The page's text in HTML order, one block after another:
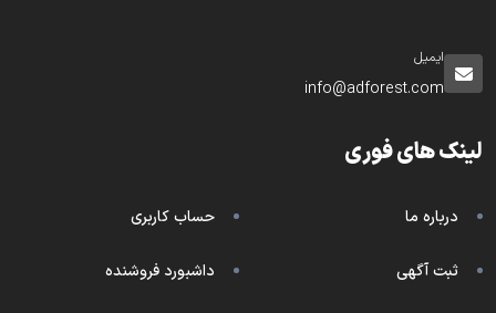
ایمیل
info@adforest.com
لینک های فوری
درباره ما
ثبت آگهی
حساب کاربری
داشبورد فروشنده